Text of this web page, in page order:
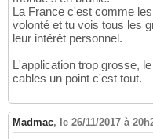
La France c'est comme
volonté et tu vois tous les
leur intérêt personnel.
L'application trop grosse,
cables un point c'est tout.
Madmac, le 26/11/2017 à